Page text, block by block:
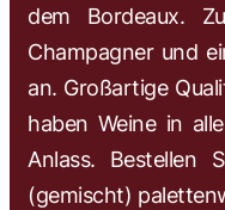
dem Bordeaux.
Champagner und
an. Großartige
haben Weine in
Anlass. Bestellen
(gemischt)